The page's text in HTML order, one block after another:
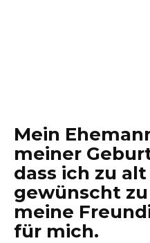
Mein
meiner
dass ich zu
gewünscht
meine
für mich.